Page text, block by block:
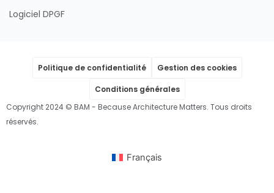
Logiciel DPGF
Politique de confidentialité Gestion des cookies
Conditions générales
Copyright 2024 © BAM - Because Architecture Matters. Tous droits
réservés.
Français